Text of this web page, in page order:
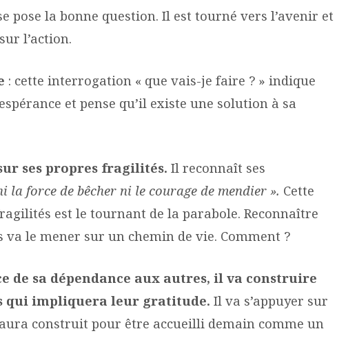
pose la bonne question. Il est tourné vers l’avenir et
l’action.
: cette interrogation « que vais-je faire ? » indique
et pense qu’il existe une solution à sa
ses propres fragilités. Il reconnaît ses
force de bêcher ni le courage de mendier ». Cette
est le tournant de la parabole. Reconnaître
le mener sur un chemin de vie. Comment ?
de sa dépendance aux autres, il va construire
qui impliquera leur gratitude. Il va s’appuyer sur
aura construit pour être accueilli demain comme un